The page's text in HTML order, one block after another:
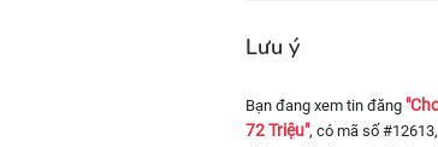
Lưu ý
Bạn đang xem tin đăng
72 Triệu", có mã số